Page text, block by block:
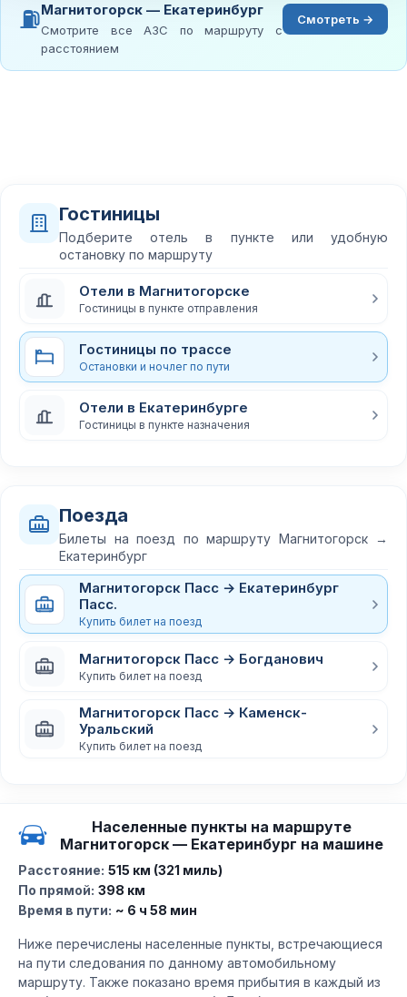
⛽Магнитогорск — Екатеринбург
Смотрите все АЗС по маршруту с
расстоянием
Смотреть →
Гостиницы
Подберите отель в пункте или удобную
остановку по маршруту
Отели в Магнитогорске
Гостиницы в пункте отправления
Гостиницы по трассе
Остановки и ночлег по пути
Отели в Екатеринбурге
Гостиницы в пункте назначения
Поезда
Билеты на поезд по маршруту Магнитогорск →
Екатеринбург
Магнитогорск Пасс → Екатеринбург
Пасс.
Купить билет на поезд
Магнитогорск Пасс → Богданович
Купить билет на поезд
Магнитогорск Пасс → Каменск-
Уральский
Купить билет на поезд
Населенные пункты на маршруте
Магнитогорск — Екатеринбург на машине
Расстояние: 515 км (321 миль)
По прямой: 398 км
Время в пути: ~ 6 ч 58 мин
Ниже перечислены населенные пункты, встречающиеся
на пути следования по данному автомобильному
маршруту. Также показано время прибытия в каждый из